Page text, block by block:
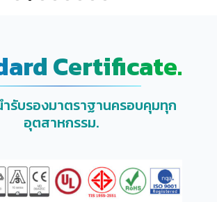
Certificate.
รับรองมาตราฐานครอบคุมทุก
อุตสาหกรรม.